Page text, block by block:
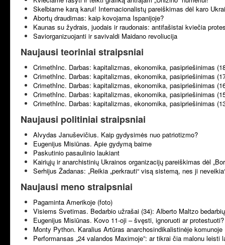
Skelbiame karą karui! Internacionalistų pareiškimas dėl karo
Abortų draudimas: kaip kovojama Ispanijoje?
Kaunas su žydrais, juodais ir raudonais: antifašistai kviečia
Saviorganizuojanti ir savivaldi Maidano revoliucija
Naujausi teoriniai straipsniai
CrimethInc. Darbas: kapitalizmas, ekonomika, pasipriešinimas
CrimethInc. Darbas: kapitalizmas, ekonomika, pasipriešinimas
CrimethInc. Darbas: kapitalizmas, ekonomika, pasipriešinimas
CrimethInc. Darbas: kapitalizmas, ekonomika, pasipriešinimas
CrimethInc. Darbas: kapitalizmas, ekonomika, pasipriešinimas
Naujausi politiniai straipsniai
Alvydas Januševičius. Kaip gydysimės nuo patriotizmo?
Eugenijus Misiūnas. Apie gydymą baime
Paskutinio pasaulinio laukiant
Kairiųjų ir anarchistinių Ukrainos organizacijų pareiškimas dėl
Serhijus Žadanas: „Reikia „perkrauti“ visą sistemą, nes ji
Naujausi meno straipsniai
Pagaminta Amerikoje (foto)
Visiems Svetimas. Bedarbio užrašai (34): Alberto Maltzo
Eugenijus Misiūnas. Kovo 11-oji – švęsti, ignoruoti ar protestuoti?
Monty Python. Karalius Artūras anarchosindikalistinėje komunoje
Performansas „24 valandos Maximoje”: ar tikrai čia malonu leisti